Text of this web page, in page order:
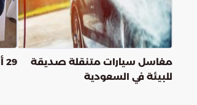
مغاسل سيارات متنقلة صديقة
للبيئة في السعودية
29 ألف جولة رقابية صحية